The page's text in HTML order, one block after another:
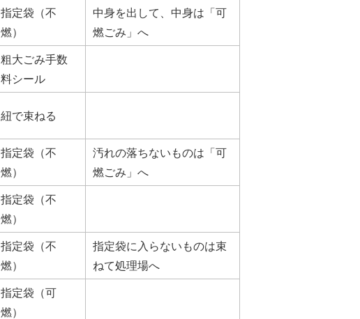
指定袋（不
燃）
中身を出して、中身は「可
燃ごみ」へ
粗大ごみ手数
料シール
紐で束ねる
指定袋（不
燃）
汚れの落ちないものは「可
燃ごみ」へ
指定袋（不
燃）
指定袋（不
燃）
指定袋に入らないものは束
ねて処理場へ
指定袋（可
燃）